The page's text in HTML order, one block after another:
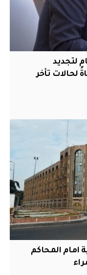
يوجه بمنح (7) أيام لتجديد
لحالات تأخر
المحاكم